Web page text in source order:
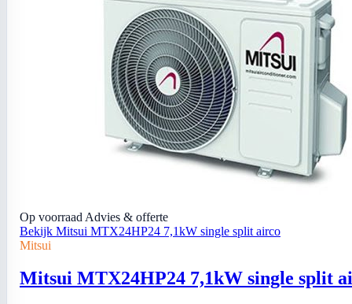
Op voorraad Advies & offerte
Bekijk Mitsui MTX24HP24 7,1kW single split airco
Mitsui
Mitsui MTX24HP24 7,1kW single split